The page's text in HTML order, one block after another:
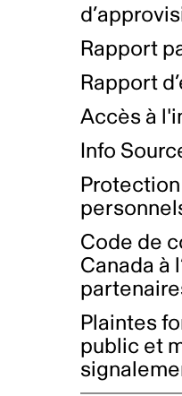
Rapport
Rapport
Accès à
Info
Code de
Canada à
Plaintes
public et